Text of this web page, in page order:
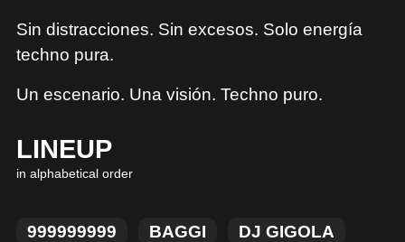
Sin distracciones. Sin excesos. Solo energía
techno pura.
Un escenario. Una visión. Techno puro.
LINEUP
in alphabetical order
999999999 BAGGI DJ GIGOLA